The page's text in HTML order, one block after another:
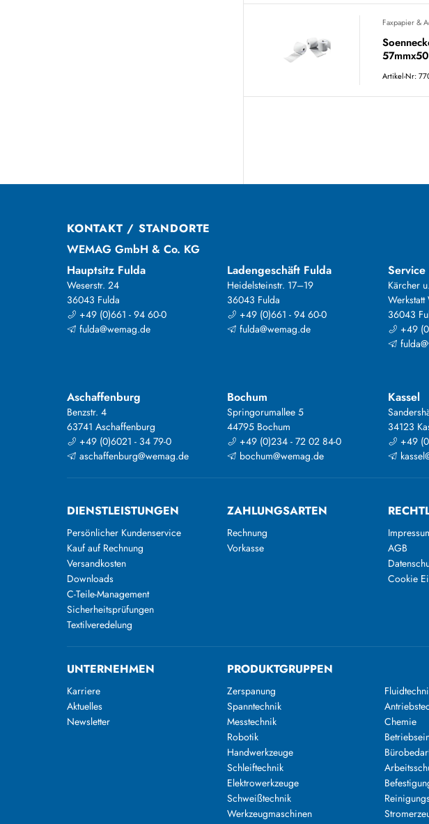
Faxpapier &
Artikel-Nr:
KONTAKT / STANDORTE
WEMAG GmbH & Co. KG
Hauptsitz Fulda
Weserstr. 24
36043 Fulda
+49 (0)661 - 94 60-0
fulda@wemag.de
Ladengeschäft Fulda
Heidelsteinstr. 17–19
36043 Fulda
+49 (0)661 - 94 60-0
fulda@wemag.de
Service
Kärcher
36043
+49
Aschaffenburg
Benzstr. 4
63741 Aschaffenburg
+49 (0)6021 - 34 79-0
aschaffenburg@wemag.de
Bochum
Springorumallee 5
44795 Bochum
+49 (0)234 - 72 02 84-0
bochum@wemag.de
Kassel
34123
+49
DIENSTLEISTUNGEN
Persönlicher Kundenservice
Kauf auf Rechnung
Versandkosten
Downloads
C-Teile-Management
Sicherheitsprüfungen
Textilveredelung
ZAHLUNGSARTEN
Rechnung
Vorkasse
AGB
Cookie
UNTERNEHMEN
Karriere
Aktuelles
Newsletter
PRODUKTGRUPPEN
Zerspanung
Spanntechnik
Messtechnik
Robotik
Handwerkzeuge
Schleiftechnik
Elektrowerkzeuge
Schweißtechnik
Werkzeugmaschinen
Chemie